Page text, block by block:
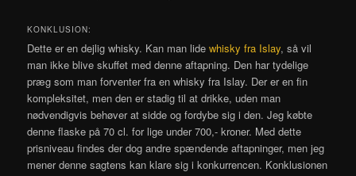
KONKLUSION:
Dette er en dejlig whisky. Kan man lidewhisky fra Islay, så vil
man ikke blive skuffet med denne aftapning. Den har tydelige
præg som man forventer fra en whisky fra Islay. Der er en fin
kompleksitet, men den er stadig til at drikke, uden man
nødvendigvis behøver at sidde og fordybe sig i den. Jeg købte
denne flaske på 70 cl. for lige under 700,- kroner. Med dette
prisniveau findes der dog andre spændende aftapninger, men jeg
mener denne sagtens kan klare sig i konkurrencen. Konklusionen